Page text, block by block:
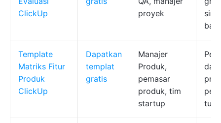
ClickUp
proyek
Template
Matriks Fitur
Produk
ClickUp
Dapatkan
templat
gratis
Manajer
Produk,
pemasar
produk, tim
startup